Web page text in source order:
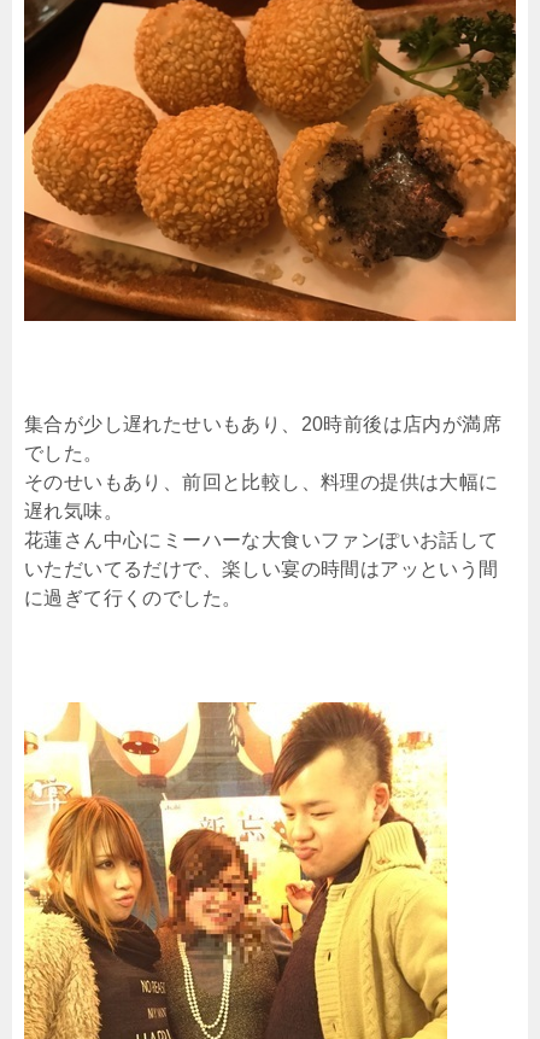
集合が少し遅れたせいもあり、20時前後は店内が満席
でした。
そのせいもあり、前回と比較し、料理の提供は大幅に
遅れ気味。
花蓮さん中心にミーハーな大食いファンぽいお話して
いただいてるだけで、楽しい宴の時間はアッという間
に過ぎて行くのでした。